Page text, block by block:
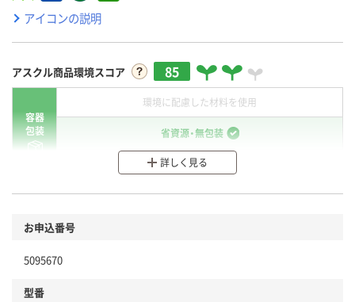
アイコンの説明
アスクル商品環境スコア 85
容器
包装
環境に配慮した材料を使用
省資源・無包装
分別・リサイクルしやすい設計
商品
本体
詳しく見る
お申込番号
5095670
型番